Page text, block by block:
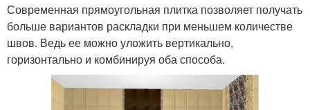
Современная прямоугольная плитка позволяет получать
больше вариантов раскладки при меньшем количестве
швов. Ведь ее можно уложить вертикально,
горизонтально и комбинируя оба способа.